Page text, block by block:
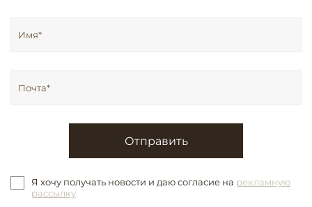
Отправить
Я хочу получать новости и даю согласие на рекламную
рассылку